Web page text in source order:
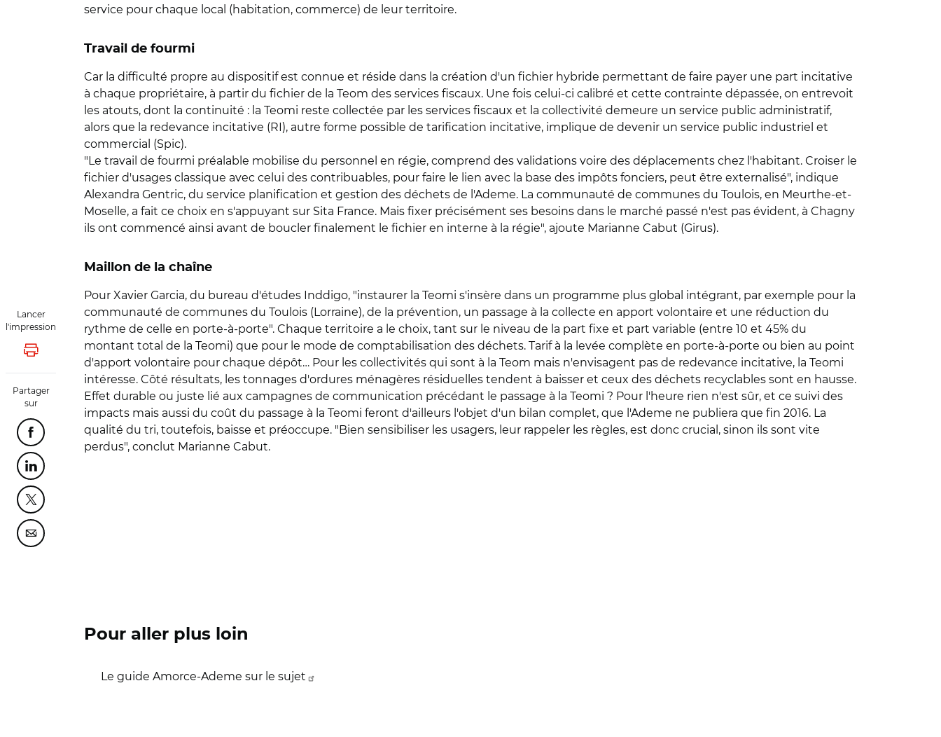
Lancer
l'impression
Lancer l'impression
Partager
sur
Partager cette page sur Facebook
Partager cette page sur Linkedin
Partager cette page sur Twitter
Partager cette page sur Courriel
service pour chaque local (habitation, commerce) de leur territoire.
Travail de fourmi
Car la difficulté propre au dispositif est connue et réside dans la création d'un fichier hybride permettant de faire payer une part incitative
à chaque propriétaire, à partir du fichier de la Teom des services fiscaux. Une fois celui-ci calibré et cette contrainte dépassée, on entrevoit
les atouts, dont la continuité : la Teomi reste collectée par les services fiscaux et la collectivité demeure un service public administratif,
alors que la redevance incitative (RI), autre forme possible de tarification incitative, implique de devenir un service public industriel et
commercial (Spic).
"Le travail de fourmi préalable mobilise du personnel en régie, comprend des validations voire des déplacements chez l'habitant. Croiser le
fichier d'usages classique avec celui des contribuables, pour faire le lien avec la base des impôts fonciers, peut être externalisé", indique
Alexandra Gentric, du service planification et gestion des déchets de l'Ademe. La communauté de communes du Toulois, en Meurthe-et-
Moselle, a fait ce choix en s'appuyant sur Sita France. Mais fixer précisément ses besoins dans le marché passé n'est pas évident, à Chagny
ils ont commencé ainsi avant de boucler finalement le fichier en interne à la régie", ajoute Marianne Cabut (Girus).
Maillon de la chaîne
Pour Xavier Garcia, du bureau d'études Inddigo, "instaurer la Teomi s'insère dans un programme plus global intégrant, par exemple pour la
communauté de communes du Toulois (Lorraine), de la prévention, un passage à la collecte en apport volontaire et une réduction du
rythme de celle en porte-à-porte". Chaque territoire a le choix, tant sur le niveau de la part fixe et part variable (entre 10 et 45% du
montant total de la Teomi) que pour le mode de comptabilisation des déchets. Tarif à la levée complète en porte-à-porte ou bien au point
d'apport volontaire pour chaque dépôt… Pour les collectivités qui sont à la Teom mais n'envisagent pas de redevance incitative, la Teomi
intéresse. Côté résultats, les tonnages d'ordures ménagères résiduelles tendent à baisser et ceux des déchets recyclables sont en hausse.
Effet durable ou juste lié aux campagnes de communication précédant le passage à la Teomi ? Pour l'heure rien n'est sûr, et ce suivi des
impacts mais aussi du coût du passage à la Teomi feront d'ailleurs l'objet d'un bilan complet, que l'Ademe ne publiera que fin 2016. La
qualité du tri, toutefois, baisse et préoccupe. "Bien sensibiliser les usagers, leur rappeler les règles, est donc crucial, sinon ils sont vite
perdus", conclut Marianne Cabut.
Pour aller plus loin
Le guide Amorce-Ademe sur le sujet